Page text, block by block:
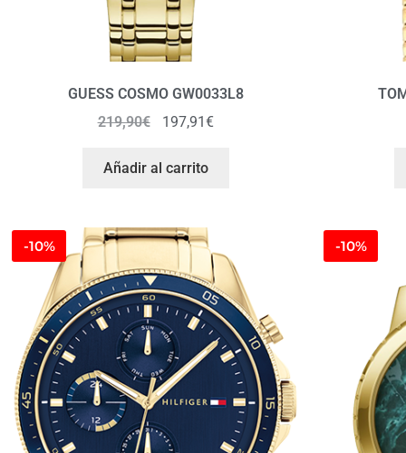
GUESS COSMO GW0033L8
219,90€ 197,91€
Añadir al carrito
-10% -10%